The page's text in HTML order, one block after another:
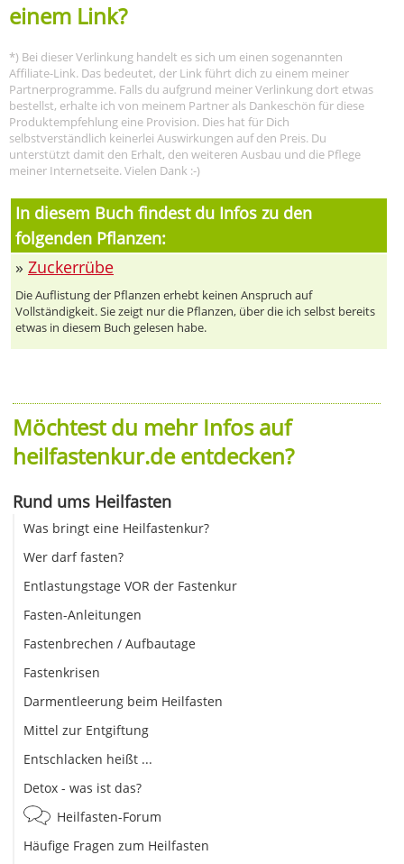
einem Link?
*) Bei dieser Verlinkung handelt es sich um einen sogenannten
Affiliate-Link. Das bedeutet, der Link führt dich zu einem meiner
Partnerprogramme. Falls du aufgrund meiner Verlinkung dort etwas
bestellst, erhalte ich von meinem Partner als Dankeschön für diese
Produktempfehlung eine Provision. Dies hat für Dich
selbstverständlich keinerlei Auswirkungen auf den Preis. Du
unterstützt damit den Erhalt, den weiteren Ausbau und die Pflege
meiner Internetseite. Vielen Dank :-)
In diesem Buch findest du Infos zu den
folgenden Pflanzen:
» Zuckerrübe
Die Auflistung der Pflanzen erhebt keinen Anspruch auf
Vollständigkeit. Sie zeigt nur die Pflanzen, über die ich selbst bereits
etwas in diesem Buch gelesen habe.
Möchtest du mehr Infos auf
heilfastenkur.de entdecken?
Rund ums Heilfasten
Was bringt eine Heilfastenkur?
Wer darf fasten?
Entlastungstage VOR der Fastenkur
Fasten-Anleitungen
Fastenbrechen / Aufbautage
Fastenkrisen
Darmentleerung beim Heilfasten
Mittel zur Entgiftung
Entschlacken heißt ...
Detox - was ist das?
Heilfasten-Forum
Häufige Fragen zum Heilfasten